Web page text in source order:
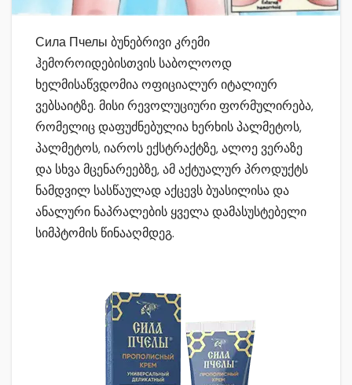
Сила Пчелы ბუნებრივი კრემი
ჰემოროიდებისთვის საბოლოოდ
ხელმისაწვდომია ოფიციალურ იტალიურ
ვებსაიტზე. მისი რევოლუციური ფორმულირება,
რომელიც დაფუძნებულია ხერხის პალმეტოს,
პალმეტოს, იაროს ექსტრაქტზე, ალოე ვერაზე
და სხვა მცენარეებზე, ამ აქტუალურ პროდუქტს
ნამდვილ სასწაულად აქცევს ბუასილისა და
ანალური ნაპრალების ყველა დამასუსტებელი
სიმპტომის წინააღმდეგ.